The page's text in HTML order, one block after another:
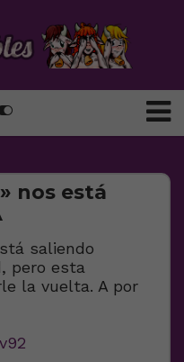
nos está
saliendo
pero esta
la vuelta. A por